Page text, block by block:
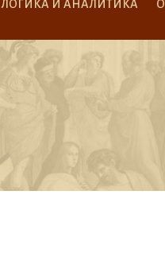
ЛОГИКА И АНАЛИТИКА